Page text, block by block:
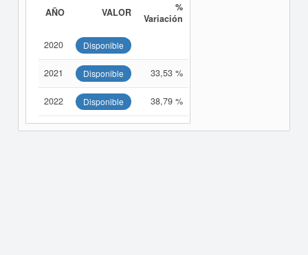
AÑO VALOR
%
Variación
2020 Disponible
2021 Disponible 33,53 %
2022 Disponible 38,79 %